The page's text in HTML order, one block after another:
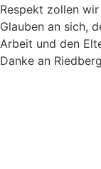
Respekt zollen
Glauben an sich,
Arbeit und den
Danke an